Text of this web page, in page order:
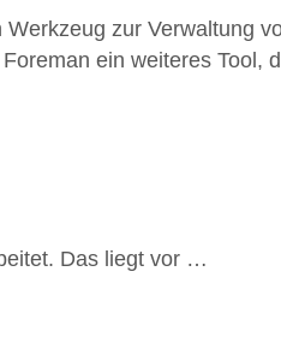
zur Verwaltung
Foreman ein weiteres Tool,
Das liegt vor …